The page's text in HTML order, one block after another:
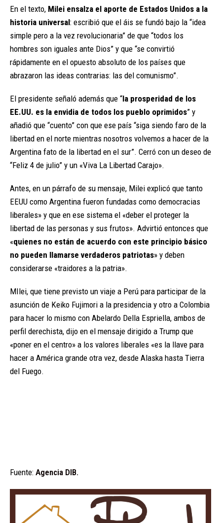
En el texto, Milei ensalza el aporte de Estados Unidos a la
historia universal: escribió que el áis se fundó bajo la “idea
simple pero a la vez revolucionaria” de que “todos los
hombres son iguales ante Dios” y que “se convirtió
rápidamente en el opuesto absoluto de los países que
abrazaron las ideas contrarias: las del comunismo”.
El presidente señaló además que “la prosperidad de los
EE.UU. es la envidia de todos los pueblo oprimidos” y
añadió que “cuento” con que ese país “siga siendo faro de la
libertad en el norte mientras nosotros volvemos a hacer de la
Argentina fato de la libertad en el sur”. Cerró con un deseo de
“Feliz 4 de julio” y un «Viva La Libertad Carajo».
Antes, en un párrafo de su mensaje, Milei explicó que tanto
EEUU como Argentina fueron fundadas como democracias
liberales» y que en ese sistema el «deber el proteger la
libertad de las personas y sus frutos». Advirtió entonces que
«quienes no están de acuerdo con este principio básico
no pueden llamarse verdaderos patriotas» y deben
considerarse «traidores a la patria».
MIlei, que tiene previsto un viaje a Perú para participar de la
asunción de Keiko Fujimori a la presidencia y otro a Colombia
para hacer lo mismo con Abelardo Della Espriella, ambos de
perfil derechista, dijo en el mensaje dirigido a Trump que
«poner en el centro» a los valores liberales «es la llave para
hacer a América grande otra vez, desde Alaska hasta Tierra
del Fuego.
Fuente: Agencia DIB.